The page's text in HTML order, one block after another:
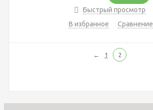
Быстрый просмотр
В избранное
Сравнение
← 1 2